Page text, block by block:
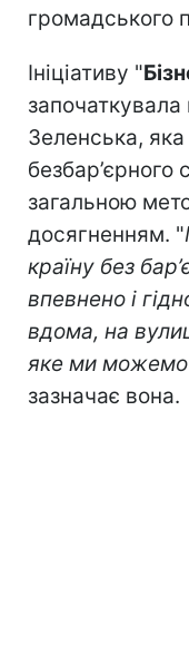
громадського
Ініціативу "
Зеленська,
безбар’єрного
загальною
досягненням. "
країну без
впевнено і
вдома, на
яке ми можемо
зазначає вона.